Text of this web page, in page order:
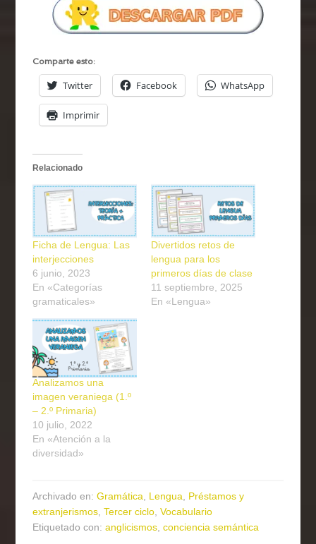
Comparte esto:
Twitter Facebook WhatsApp
Imprimir
Relacionado
Ficha de Lengua: Las
interjecciones
6 junio, 2023
En «Categorías
gramaticales»
Divertidos retos de
lengua para los
primeros días de clase
11 septiembre, 2025
En «Lengua»
Analizamos una
imagen veraniega (1.º
– 2.º Primaria)
10 julio, 2022
En «Atención a la
diversidad»
Archivado en:Gramática Lengua
Préstamos y
extranjerismos ,Tercer ciclo ,Vocabulario
Etiquetado con:anglicismos ,conciencia semántica